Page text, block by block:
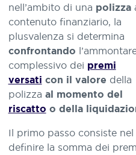
nell’ambito di una polizza
contenuto finanziario, la
plusvalenza si determina
confrontando
complessivo dei premi
versati con il valore della
polizza al momento del
riscatto o della
Il primo passo consiste nel
definire la somma dei